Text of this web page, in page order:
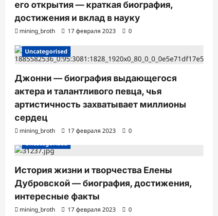
его открытия — краткая биография,
достижения и вклад в науку
mining_broth 17 февраля 2023 0
Uncategorised
Джонни — биография выдающегося
актера и талантливого певца, чья
артистичность захватывает миллионы
сердец
mining_broth 17 февраля 2023
0
Uncategorised
История жизни и творчества Елены
Дубровской — биография, достижения,
интересные факты
mining_broth 17 февраля 2023 0